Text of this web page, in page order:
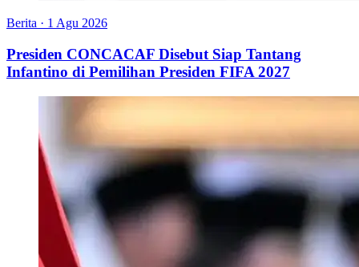
Berita · 1 Agu 2026
Presiden CONCACAF Disebut Siap Tantang
Infantino di Pemilihan Presiden FIFA 2027